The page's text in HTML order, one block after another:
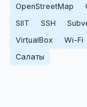
OpenStreetMap
SIIT
SSH
VirtualBox
Wi-Fi
Салаты